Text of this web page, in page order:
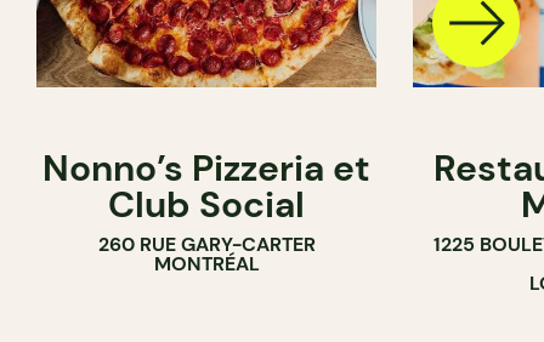
Nonno’s Pizzeria et
Club Social
260 RUE GARY-CARTER
MONTRÉAL
1225